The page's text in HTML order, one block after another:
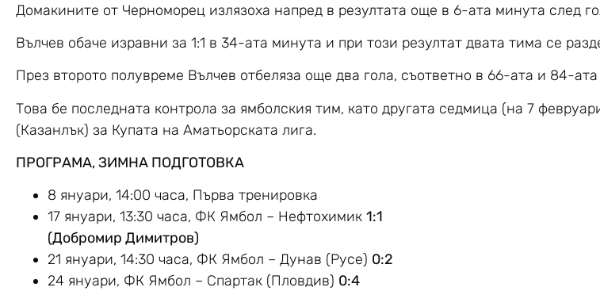
Домакините от Черноморец излязоха напред в резултата още в 6-ата минута след
Вълчев обаче изравни за 1:1 в 34-ата минута и при този резултат двата тима се
През второто полувреме Вълчев отбеляза още два гола, съответно в 66-ата и 84-
Това бе последната контрола за ямболския тим, като другата седмица (на 7
(Казанлък) за Купата на Аматьорската лига.
ПРОГРАМА, ЗИМНА ПОДГОТОВКА
8 януари, 14:00 часа, Първа тренировка
17 януари, 13:30 часа, ФК Ямбол – Нефтохимик 1:1
(Добромир Димитров)
21 януари, 14:30 часа, ФК Ямбол – Дунав (Русе) 0:2
24 януари, ФК Ямбол – Спартак (Пловдив) 0:4